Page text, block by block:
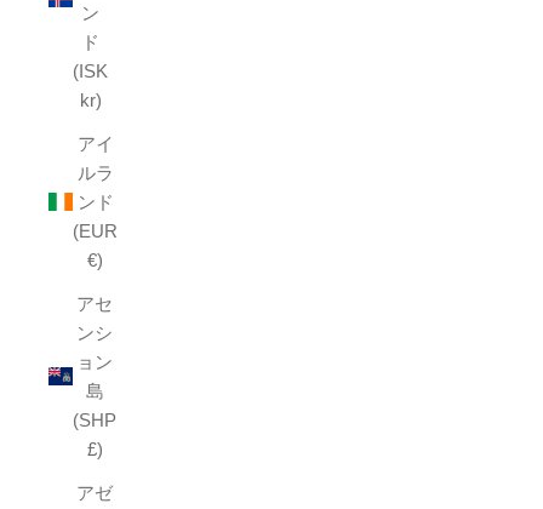
ン
ド
(ISK
kr)
アイ
ルラ
ンド
(EUR
€)
アセ
ンシ
ョン
島
(SHP
£)
アゼ